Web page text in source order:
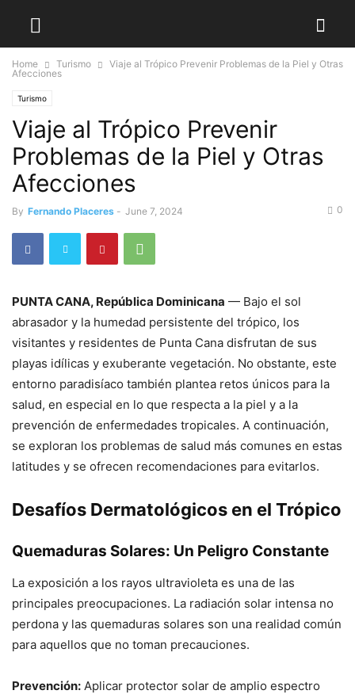
Home Turismo
Viaje al Trópico Prevenir Problemas de la Piel y Otras
Afecciones
Turismo
Viaje al Trópico Prevenir
Problemas de la Piel y Otras
Afecciones
By Fernando Placeres - June 7, 2024 0
PUNTA CANA, República Dominicana — Bajo el sol
abrasador y la humedad persistente del trópico, los
visitantes y residentes de Punta Cana disfrutan de sus
playas idílicas y exuberante vegetación. No obstante, este
entorno paradisíaco también plantea retos únicos para la
salud, en especial en lo que respecta a la piel y a la
prevención de enfermedades tropicales. A continuación,
se exploran los problemas de salud más comunes en estas
latitudes y se ofrecen recomendaciones para evitarlos.
Desafíos Dermatológicos en el Trópico
Quemaduras Solares: Un Peligro Constante
La exposición a los rayos ultravioleta es una de las
principales preocupaciones. La radiación solar intensa no
perdona y las quemaduras solares son una realidad común
para aquellos que no toman precauciones.
Prevención: Aplicar protector solar de amplio espectro